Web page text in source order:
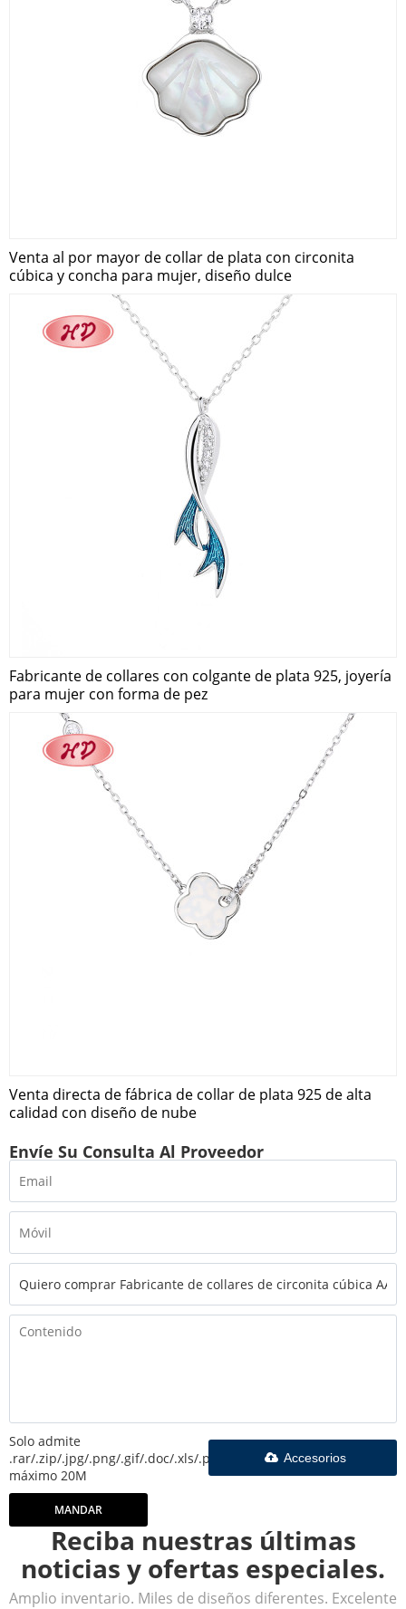
Venta al por mayor de collar de plata con circonita
cúbica y concha para mujer, diseño dulce
Fabricante de collares con colgante de plata 925, joyería
para mujer con forma de pez
Venta directa de fábrica de collar de plata 925 de alta
calidad con diseño de nube
Envíe Su Consulta Al Proveedor
Solo admite
.rar/.zip/.jpg/.png/.gif/.doc/.xls/.pdf,
máximo 20M
Accesorios
MANDAR
Reciba nuestras últimas
noticias y ofertas especiales.
Amplio inventario. Miles de diseños diferentes. Excelente